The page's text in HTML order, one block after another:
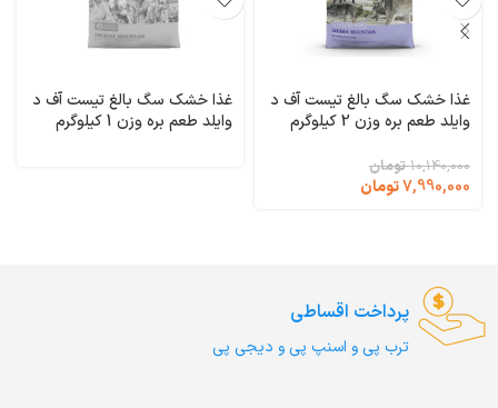
غذا خشک سگ بالغ تیست آف د
وایلد طعم بره وزن 2 کیلوگرم
Mountain
10,140,000 تومان
7,990,000تومان
غذا خشک سگ بالغ تیست آف د
وایلد طعم بره وزن 1 کیلوگرم
پرداخت اقساطی
ترب‌ پی و اسنپ پی و دیجی پی